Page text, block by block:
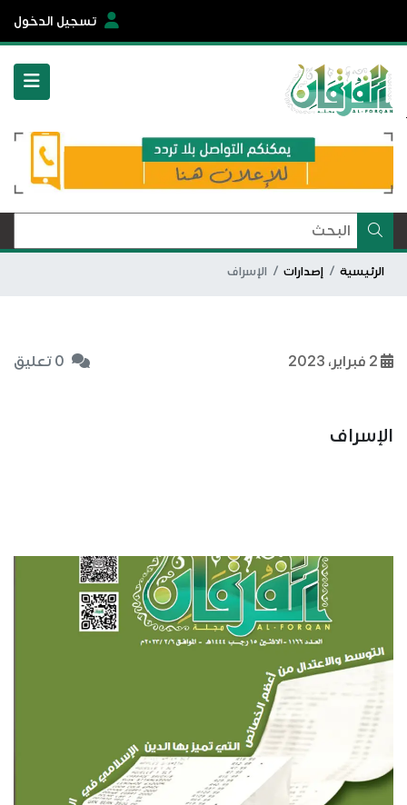
تسجيل الدخول
الرئيسية إصدارات الإسراف
0 تعليق
الإسراف